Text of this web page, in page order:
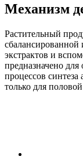
Механизм
Растительный
экстрактов и
предназначено для
процессов
только для